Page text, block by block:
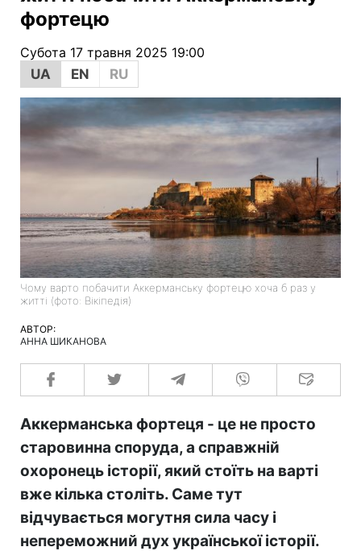
фортецю
Субота 17 травня 2025 19:00
UA
EN RU
Чому варто побачити Аккерманську фортецю хоча б раз у
житті (фото: Вікіпедія)
АВТОР:
АННА ШИКАНОВА
Аккерманська фортеця - це не просто
старовинна споруда, а справжній
охоронець історії, який стоїть на варті
вже кілька століть. Саме тут
відчувається могутня сила часу і
непереможний дух української історії.